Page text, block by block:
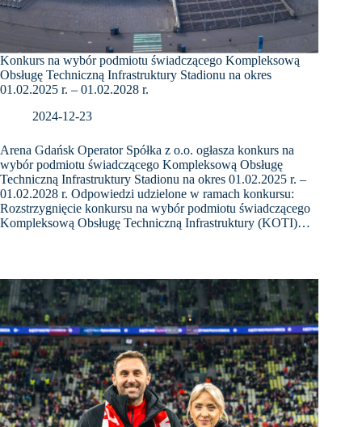
Konkurs na wybór podmiotu świadczącego Kompleksową
Obsługę Techniczną Infrastruktury Stadionu na okres
01.02.2025 r. – 01.02.2028 r.
2024-12-23
Arena Gdańsk Operator Spółka z o.o. ogłasza konkurs na
wybór podmiotu świadczącego Kompleksową Obsługę
Techniczną Infrastruktury Stadionu na okres 01.02.2025 r. –
01.02.2028 r. Odpowiedzi udzielone w ramach konkursu:
Rozstrzygnięcie konkursu na wybór podmiotu świadczącego
Kompleksową Obsługę Techniczną Infrastruktury (KOTI)…